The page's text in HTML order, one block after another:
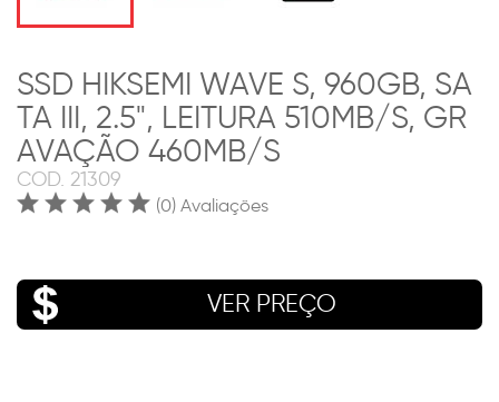
SSD HIKSEMI WAVE S, 960GB, SA
TA III, 2.5", LEITURA 510MB/S, GR
AVAÇÃO 460MB/S
COD. 21309
(0) Avaliações
VER PREÇO